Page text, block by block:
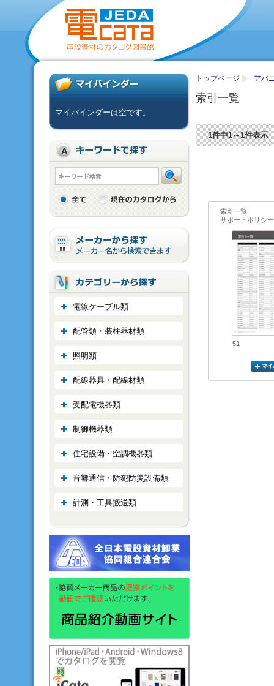
トップページ アバ
索引一覧
1件中1～1件表示
索引一覧
サポートポリシー
51
マイバインダーは空です。
電線ケーブル類
配管類・装柱器材類
照明類
配線器具・配線材類
受配電機器類
制御機器類
住宅設備・空調機器類
音響通信・防犯防災設備類
計測・工具搬送類